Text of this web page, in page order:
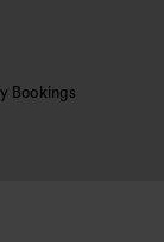
Bookings